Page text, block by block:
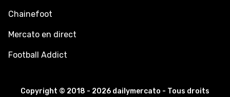
Chainefoot
Mercato en direct
Football Addict
Copyright © 2018 - 2026 dailymercato - Tous droits